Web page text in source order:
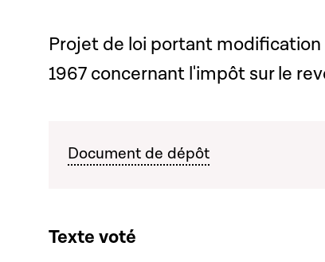
Projet de loi portant
1967 concernant l'impôt sur le
Document de dépôt
Texte voté